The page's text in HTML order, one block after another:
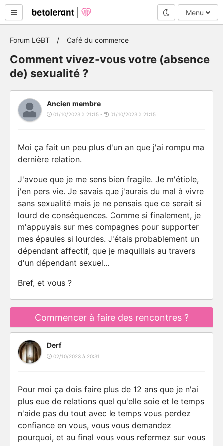
Mode nuit
Menu
Forum LGBT Café du commerce
Comment vivez-vous votre (absence
de) sexualité ?
Ancien membre
01/10/2023 à 21:15 - 01/10/2023 à 21:15
Moi ça fait un peu plus d'un an que j'ai rompu ma
dernière relation.
J'avoue que je me sens bien fragile. Je m'étiole,
j'en pers vie. Je savais que j'aurais du mal à vivre
sans sexualité mais je ne pensais que ce serait si
lourd de conséquences. Comme si finalement, je
m'appuyais sur mes compagnes pour supporter
mes épaules si lourdes. J'étais probablement un
dépendant affectif, que je maquillais au travers
d'un dépendant sexuel...
Bref, et vous ?
Commencer à faire des rencontres ?
Derf
02/10/2023 à 20:31
Pour moi ça dois faire plus de 12 ans que je n'ai
plus eue de relations quel qu'elle soie et le temps
n'aide pas du tout avec le temps vous perdez
confiance en vous, vous vous demandez
pourquoi, et au final vous vous refermez sur vous